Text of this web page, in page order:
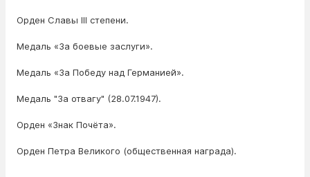
Орден Славы III степени.
Медаль «За боевые заслуги».
Медаль «За Победу над Германией».
Медаль "За отвагу" (28.07.1947).
Орден «Знак Почёта».
Орден Петра Великого (общественная награда).